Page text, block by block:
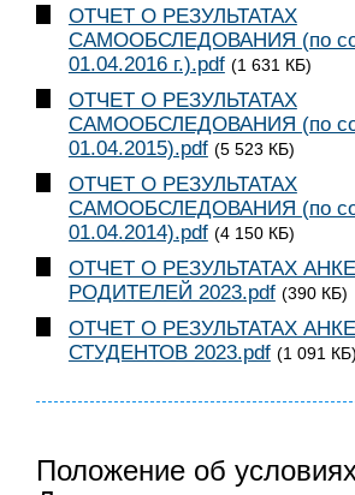
ОТЧЕТ О РЕЗУЛЬТАТАХ
САМООБСЛЕДОВАНИЯ (по
01.04.2016 г.).pdf (1 631 КБ)
ОТЧЕТ О РЕЗУЛЬТАТАХ
САМООБСЛЕДОВАНИЯ (по
01.04.2015).pdf (5 523 КБ)
ОТЧЕТ О РЕЗУЛЬТАТАХ
САМООБСЛЕДОВАНИЯ (по
01.04.2014).pdf (4 150 КБ)
ОТЧЕТ О РЕЗУЛЬТАТАХ
РОДИТЕЛЕЙ 2023.pdf (390 КБ)
ОТЧЕТ О РЕЗУЛЬТАТАХ
СТУДЕНТОВ 2023.pdf (1 091 КБ)
Положение об